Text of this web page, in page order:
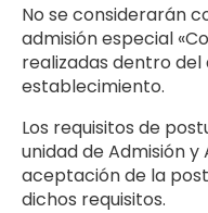
No se considerarán
admisión especial
realizadas dentro
establecimiento.
Los requisitos de
unidad de Admisión
aceptación de la
dichos requisitos.